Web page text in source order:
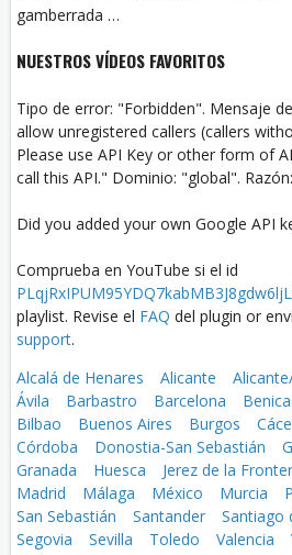
gamberrada …
NUESTROS VÍDEOS FAVORITOS
Tipo de error: "Forbidden". Mensaje
allow unregistered callers (callers
Please use API Key or other form of
call this API." Dominio: "global".
Did you added your own Google API
Comprueba en YouTube si el id
playlist. Revise el FAQ del plugin or
support.
Alcalá de Henares
Alicante
Ávila
Barbastro Barcelona
Bilbao
Buenos Aires Burgos
Córdoba
Donostia-San Sebastián
Granada
Huesca Jerez de la
Madrid
Málaga México Murcia
San Sebastián
Santander
Santiago
Segovia
Sevilla Toledo Valencia